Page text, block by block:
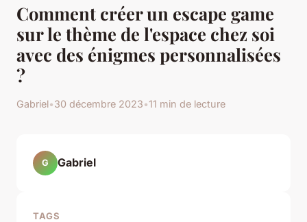
Comment créer un escape game
sur le thème de l'espace chez soi
avec des énigmes personnalisées
?
Gabriel•30 décembre 2023•11 min de lecture
G Gabriel
TAGS